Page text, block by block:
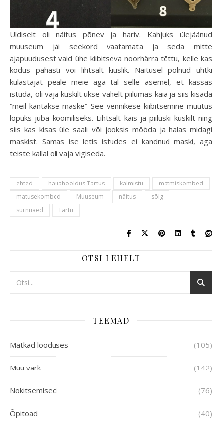
Üldiselt oli näitus põnev ja hariv. Kahjuks ülejäänud
muuseum jäi seekord vaatamata ja seda mitte
ajapuudusest vaid ühe kiibitseva noorhärra tõttu, kelle kas
kodus pahasti või lihtsalt kiuslik. Näitusel polnud ühtki
külastajat peale meie aga tal selle asemel, et kassas
istuda, oli vaja kuskilt ukse vahelt piilumas käia ja siis kisada
“meil kantakse maske” See vennikese kiibitsemine muutus
lõpuks juba koomiliseks. Lihtsalt käis ja piiluski kuskilt ning
siis kas kisas üle saali või jooksis mööda ja halas midagi
maskist. Samas ise letis istudes ei kandnud maski, aga
teiste kallal oli vaja vigiseda.
ehted hauahooldus Tartus kalmistu
matmiskombed
matusekombed
Muuseum näitus
sõlg
surnuaed
Tartu
OTSI LEHELT
TEEMAD
Matkad looduses (105)
Muu värk (142)
Nokitsemised (76)
Õpitoad (40)